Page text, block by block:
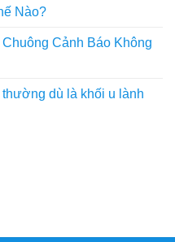
Nào?
Cảnh Báo Không
dù là khối u lành